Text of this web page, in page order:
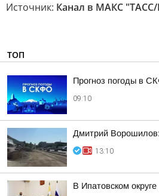
Источник: Канал в МАКС "ТАСС/
ТОП
Прогноз погоды в
09:10
Дмитрий Ворошилов:
13:10
В Ипатовском